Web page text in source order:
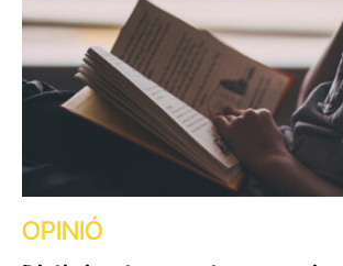
OPINIÓ